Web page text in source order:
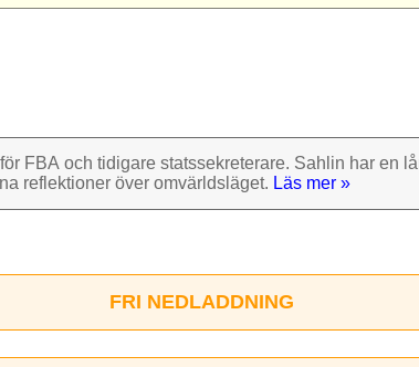
FBA och tidigare stats­sekre­terare. Sahlin har en
reflek­tioner över omvärlds­läget. Läs mer »
FRI NEDLADDNING